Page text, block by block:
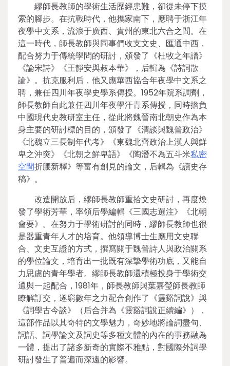
繆師長教師的學術生活歷經患難，卻從未停下摸
索的腳步。在抗戰時代，他攜家南下，應聘于浙江年
夜學中文系，流浪于廣西、貴州的東北六合之間。在
這一時代，師長教師與同事們收支文史、匯通中西，
配合努力于傳統學問的研討，頒發了《杜牧之年譜》
《論宋詩》《王靜安與叔本華》，后輯為《詩詞散
論》。抗克服利后，他又應華西協合年夜學中文系之
聘，兼任四川年夜學史學系傳授。1952年院系調劑，
師長教師自此兼任四川年夜學汗青系傳授，同時擔負
中國現代史教研室主任，從此將魏晉南北朝史作為本
身主要的研討標的目的，頒發了《清談與魏晉政治》
《北魏立三長制年代考》《東魏北齊政治上漢人與鮮
卑之沖突》《北朝之鮮卑語》《陶潛不為五斗米私密
空間折腰新釋》等富有創見的論文，后輯為《讀史存
稿》。
改造開放后，繆師長教師重拾文史研討，再度煥
發了學術芳華，率領后學編輯《三國志選注》《北朝
會要》。在努力于學術研討的同時，繆師長教師也很
是器重青年人才的培育。他領導博士生應用文史聯
合、文史互證的方式，撰寫關于魏晉詩人與政治關系
的學位論文，培育出一批既有深摯學術功底，又能自
力思慮的青年學者。繆師長教師還積極投身于學術交
通與一起配合，1981年，師長教師與葉嘉瑩師長教師
瞭解訂交，遂窮數年之力配合創作了《靈谿詞說》與
《詞學古今談》（后合并為《靈谿詞說正續編》），
這部作品以其奇特的文學魅力，奇妙地將論詞盡句、
詞話、詞學論文及詞史等多種文體的內在的事務融為
一體，提出了諸多新奇的實際不雅點，對國際外詞學
研討發生了普遍而深遠的影響。